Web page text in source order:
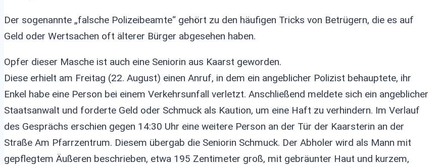
Der sogenannte „falsche Polizeibeamte“ gehört zu den häufigen Tricks von Betrügern, die es auf
Geld oder Wertsachen oft älterer Bürger abgesehen haben.
Opfer dieser Masche ist auch eine Seniorin aus Kaarst geworden.
Diese erhielt am Freitag (22. August) einen Anruf, in dem ein angeblicher Polizist behauptete, ihr
Enkel habe eine Person bei einem Verkehrsunfall verletzt. Anschließend meldete sich ein angeblicher
Staatsanwalt und forderte Geld oder Schmuck als Kaution, um eine Haft zu verhindern. Im Verlauf
des Gesprächs erschien gegen 14:30 Uhr eine weitere Person an der Tür der Kaarsterin an der
Straße Am Pfarrzentrum. Diesem übergab die Seniorin Schmuck. Der Abholer wird als Mann mit
gepflegtem Äußeren beschrieben, etwa 195 Zentimeter groß, mit gebräunter Haut und kurzem,